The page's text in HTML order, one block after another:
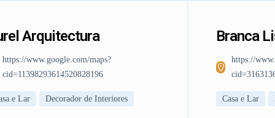
Arquitectura
https://www.google.com/maps?
cid=11398293614520828196
e Lar Decorador de Interiores
Branca
https://
Casa e Lar